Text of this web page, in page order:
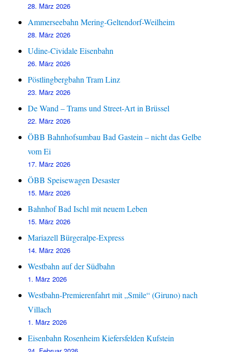
28. März 2026
Ammerseebahn Mering-Geltendorf-Weilheim
28. März 2026
Udine-Cividale Eisenbahn
26. März 2026
Pöstlingbergbahn Tram Linz
23. März 2026
De Wand – Trams und Street-Art in Brüssel
22. März 2026
ÖBB Bahnhofsumbau Bad Gastein – nicht das Gelbe
vom Ei
17. März 2026
ÖBB Speisewagen Desaster
15. März 2026
Bahnhof Bad Ischl mit neuem Leben
15. März 2026
Mariazell Bürgeralpe-Express
14. März 2026
Westbahn auf der Südbahn
1. März 2026
Westbahn-Premierenfahrt mit „Smile“ (Giruno) nach
Villach
1. März 2026
Eisenbahn Rosenheim Kiefersfelden Kufstein